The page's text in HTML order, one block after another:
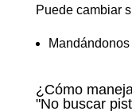
Puede cambiar
¿Cómo
"No buscar